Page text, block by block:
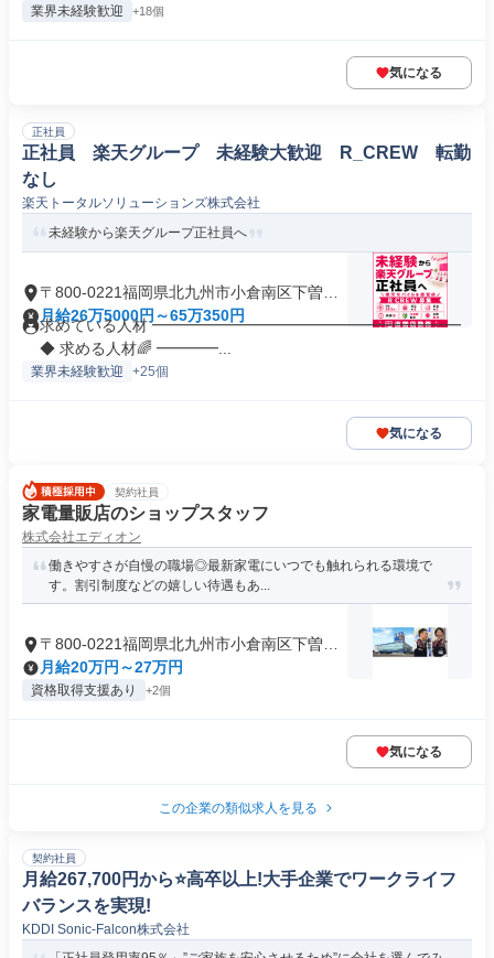
業界未経験歓迎 +18個
気になる
正社員
正社員 楽天グループ 未経験大歓迎 R_CREW 転勤
なし
楽天トータルソリューションズ株式会社
未経験から楽天グループ正社員へ
〒800-0221福岡県北九州市小倉南区下曽根
新町
月給26万5000円～65万350円
求めている人材 ━━━━━━━━━━━━━━━━━━━━
◆ 求める人材🌈 ━━━━...
業界未経験歓迎 +25個
気になる
契約社員
家電量販店のショップスタッフ
株式会社エディオン
働きやすさが自慢の職場◎最新家電にいつでも触れられる環境で
す。割引制度などの嬉しい待遇もあ...
〒800-0221福岡県北九州市小倉南区下曽根
新町
月給20万円～27万円
資格取得支援あり +2個
気になる
この企業の類似求人を見る
契約社員
月給267,700円から⭐️高卒以上!大手企業でワークライフ
バランスを実現!
KDDI Sonic-Falcon株式会社